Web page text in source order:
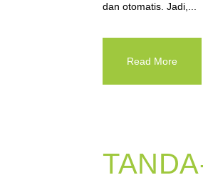
dan otomatis. Jadi,...
Read More